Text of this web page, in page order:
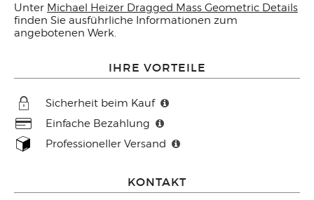
Unter Michael Heizer Dragged Mass Geometric Details
finden Sie ausführliche Informationen zum
angebotenen Werk.
IHRE VORTEILE
Sicherheit beim Kauf
Einfache Bezahlung
Professioneller Versand
KONTAKT